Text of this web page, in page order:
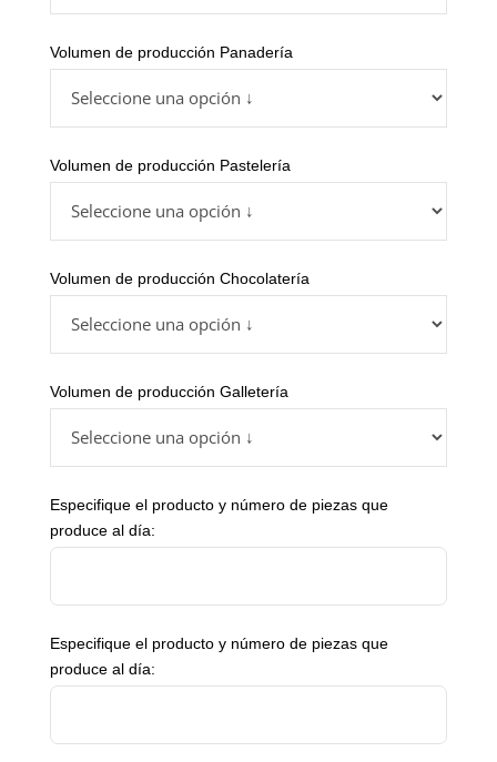
Volumen de producción Panadería
Volumen de producción Pastelería
Volumen de producción Chocolatería
Volumen de producción Galletería
Especifique el producto y número de piezas que
produce al día:
Especifique el producto y número de piezas que
produce al día: